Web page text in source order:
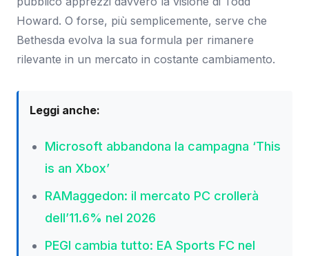
Howard. O forse, più semplicemente, serve che
Bethesda evolva la sua formula per rimanere
rilevante in un mercato in costante cambiamento.
Leggi anche:
Microsoft abbandona la campagna ‘This
is an Xbox’
RAMaggedon: il mercato PC crollerà
dell’11.6% nel 2026
PEGI cambia tutto: EA Sports FC nel